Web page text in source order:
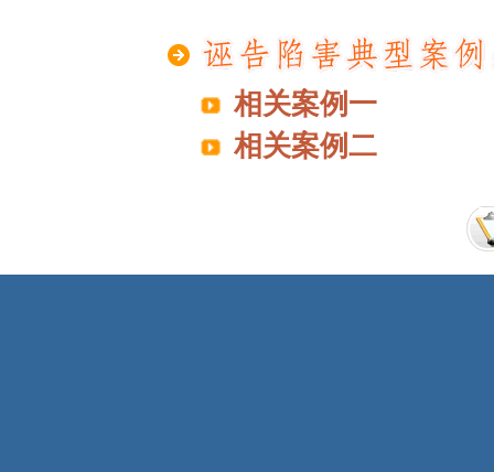
相关案例一
相关案例二